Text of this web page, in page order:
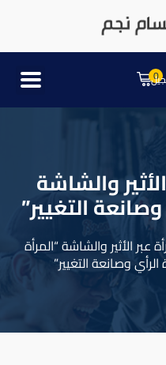
0
والشاشة
التغيير”
عبر الأثير والشاشة “المرأة
الرأي وصانعة التغيير”